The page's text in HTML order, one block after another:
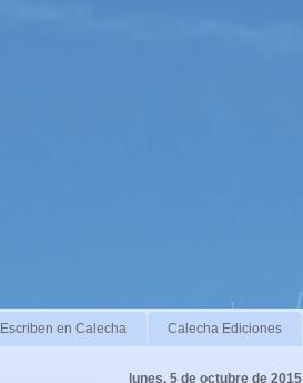
Escriben en Calecha Calecha Ediciones
lunes, 5 de octubre de 2015